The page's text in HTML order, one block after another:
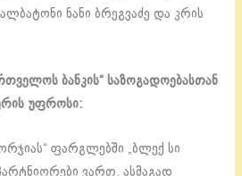
ნანი ბრეგვაძე და კრის
ბანკის“ საზოგადოებასთან
უფროსი:
ფარგლებში „ბლექ სი
ვართ. ასმაგად